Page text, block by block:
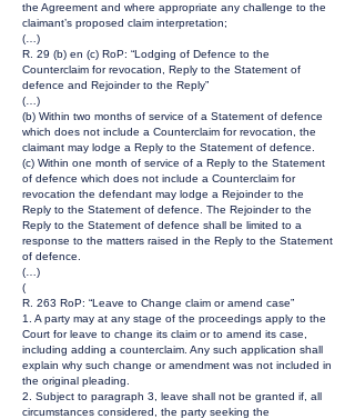
the Agreement and where appropriate any challenge to the
claimant’s proposed claim interpretation;
(…)
R. 29 (b) en (c) RoP: “Lodging of Defence to the
Counterclaim for revocation, Reply to the Statement of
defence and Rejoinder to the Reply”
(…)
(b) Within two months of service of a Statement of defence
which does not include a Counterclaim for revocation, the
claimant may lodge a Reply to the Statement of defence.
(c) Within one month of service of a Reply to the Statement
of defence which does not include a Counterclaim for
revocation the defendant may lodge a Rejoinder to the
Reply to the Statement of defence. The Rejoinder to the
Reply to the Statement of defence shall be limited to a
response to the matters raised in the Reply to the Statement
of defence.
(…)
(
R. 263 RoP: “Leave to Change claim or amend case”
1. A party may at any stage of the proceedings apply to the
Court for leave to change its claim or to amend its case,
including adding a counterclaim. Any such application shall
explain why such change or amendment was not included in
the original pleading.
2. Subject to paragraph 3, leave shall not be granted if, all
circumstances considered, the party seeking the